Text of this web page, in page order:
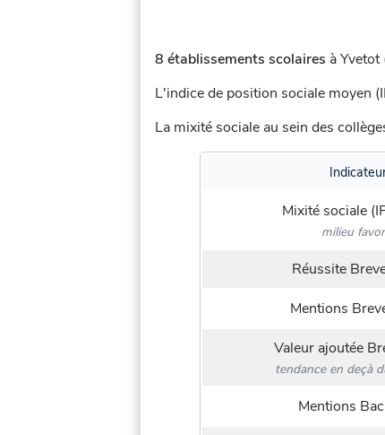
8 établissements scolaires à
L'indice de position sociale moyen
La mixité sociale au sein des
Mixité sociale
milieu
Réussite
Mentions
Valeur ajoutée
tendance en deçà
Mentions Bac